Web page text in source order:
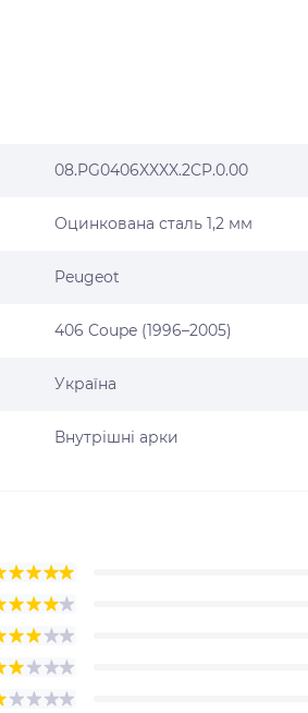
08.PG0406XXXX.2CP.0.00
Оцинкована сталь 1,2 мм
Peugeot
406 Coupe (1996–2005)
Україна
Внутрішні арки